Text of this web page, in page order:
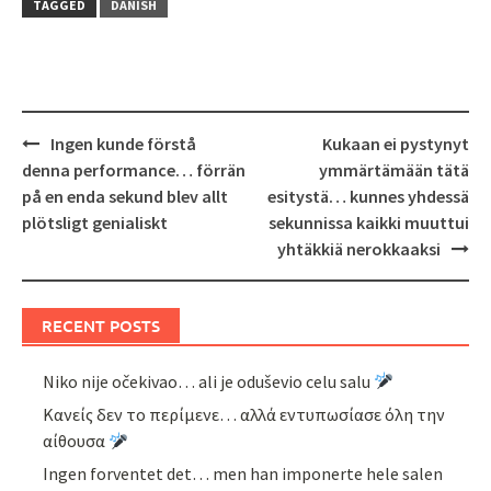
TAGGED
DANISH
Post
navigation
Ingen kunde förstå
denna performance… förrän
på en enda sekund blev allt
plötsligt genialiskt
Kukaan ei pystynyt
ymmärtämään tätä
esitystä… kunnes yhdessä
sekunnissa kaikki muuttui
yhtäkkiä nerokkaaksi
RECENT POSTS
Niko nije očekivao… ali je oduševio celu salu
Κανείς δεν το περίμενε… αλλά εντυπωσίασε όλη την
αίθουσα
Ingen forventet det… men han imponerte hele salen